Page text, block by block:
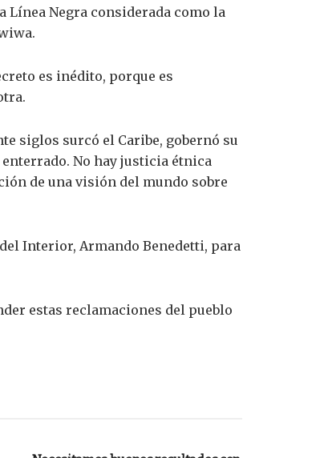
Negra considerada como la
es inédito, porque es
siglos surcó el Caribe, gobernó su
No hay justicia étnica
de una visión del mundo sobre
Interior, Armando Benedetti, para
estas reclamaciones del pueblo